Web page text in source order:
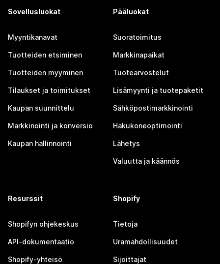
Sovellusluokat
Myyntikanavat
Tuotteiden etsiminen
Tuotteiden myyminen
Tilaukset ja toimitukset
Kaupan suunnittelu
Markkinointi ja konversio
Kaupan hallinnointi
Pääluokat
Suoratoimitus
Markkinapaikat
Tuotearvostelut
Lisämyynti ja tuotepaketit
Sähköpostimarkkinointi
Hakukoneoptimointi
Lähetys
Valuutta ja käännös
Resurssit
Shopifyn ohjekeskus
API-dokumentaatio
Shopify-yhteisö
Shopify
Tietoja
Uramahdollisuudet
Sijoittajat